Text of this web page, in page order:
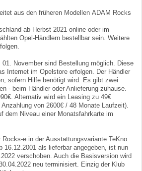
aus den früheren Modellen ADAM Rocks
ab Herbst 2021 online oder im
Opel-Händlern bestellbar sein. Weitere
01. November sind Bestellung möglich. Diese
Internet im Opelstore erfolgen. Der Händler
sofern Hilfe benötigt wird. Es gibt zwei
- beim Händler oder Anlieferung zuhause.
Alternativ wird ein Leasing zu 49€
von 2600€ / 48 Monate Laufzeit).
dem Niveau einer Monatsfahrkarte im
Rocks-e in der Ausstattungsvariante TeKno
16.12.2001 als lieferbar angegeben, ist nun
verschoben. Auch die Basisversion wird
neu terminisiert. Einzig der Klub